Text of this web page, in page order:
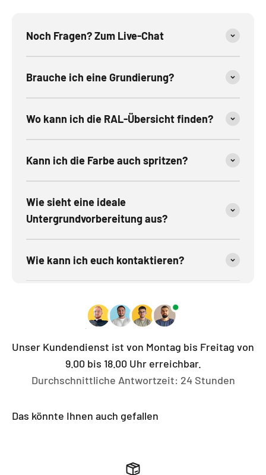
Noch Fragen? Zum Live-Chat
Brauche ich eine Grundierung?
Wo kann ich die RAL-Übersicht finden?
Kann ich die Farbe auch spritzen?
Wie sieht eine ideale
Untergrundvorbereitung aus?
Wie kann ich euch kontaktieren?
Unser Kundendienst ist von Montag bis Freitag von
9.00 bis 18.00 Uhr erreichbar.
Durchschnittliche Antwortzeit: 24 Stunden
Das könnte Ihnen auch gefallen